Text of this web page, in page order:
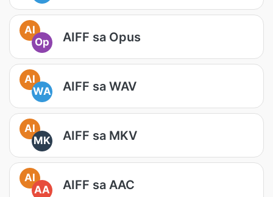
AI
Op
AIFF sa Opus
AI
WA
AIFF sa WAV
AI
MK
AIFF sa MKV
AI
AA
AIFF sa AAC